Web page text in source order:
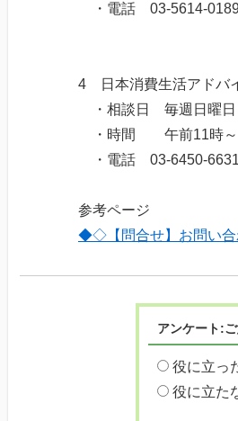
・電話 03-5614-
4 日本消費生活アドバ
・相談日 毎週日曜日
・時間 午前11時～
・電話 03-6450-6631
参考ページ
◆◇【問合せ】お問い
アンケート:
役に立っ
役に立た